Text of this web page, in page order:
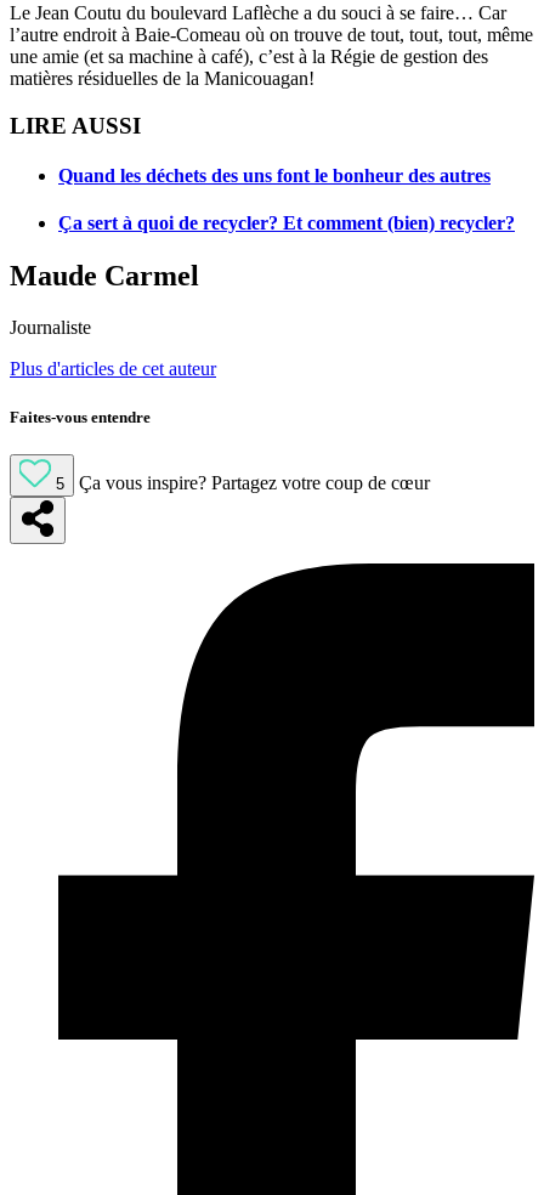
Le Jean Coutu du boulevard Laflèche a du souci à se faire… Car
l’autre endroit à Baie-Comeau où on trouve de tout, tout, tout, même
une amie (et sa machine à café), c’est à la Régie de gestion des
matières résiduelles de la Manicouagan!
LIRE AUSSI
Quand les déchets des uns font le bonheur des autres
Ça sert à quoi de recycler? Et comment (bien) recycler?
Maude Carmel
Journaliste
Plus d'articles de cet auteur
Faites-vous entendre
5 Ça vous inspire? Partagez votre coup de cœur